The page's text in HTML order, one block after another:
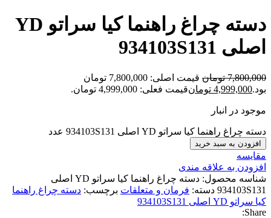
دسته چراغ راهنما کیا سراتو YD
اصلی 934103S131
7,800,000 تومان
قیمت اصلی: 7,800,000 تومان
بود.4,999,000 تومانقیمت فعلی: 4,999,000 تومان.
موجود در انبار
دسته چراغ راهنما کیا سراتو YD اصلی 934103S131 عدد
افزودن به سبد خرید
مقایسه
افزودن به علاقه مندی
شناسه محصول:
دسته چراغ راهنما کیا سراتو YD اصلی
934103S131 دسته: فرمان و متعلقات برچسب: دسته چراغ راهنما
کیا سراتو YD اصلی 934103S131
Share: